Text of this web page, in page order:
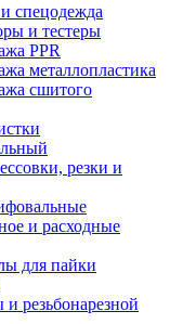
спецодежда
и тестеры
PPR
металлопластика
сшитого
резки и
и расходные
для пайки
резьбонарезной